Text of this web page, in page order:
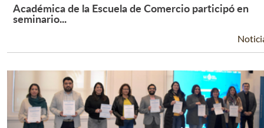
Leer Más +
Académica de la Escuela de Comercio participó en
seminario...